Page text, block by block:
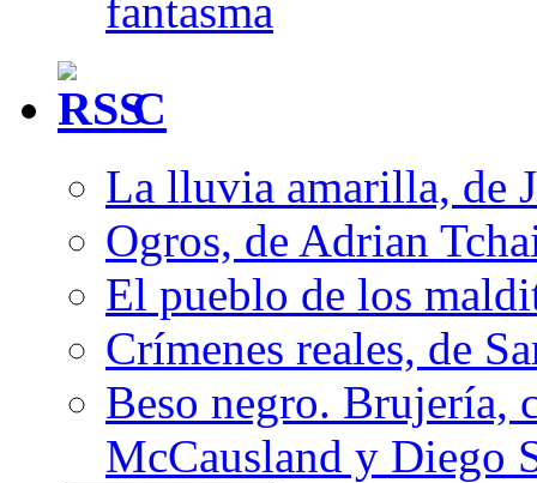
fantasma
C
La lluvia amarilla, de
Ogros, de Adrian
El pueblo de los
Crímenes reales, de
Beso negro. Brujería,
McCausland y Diego